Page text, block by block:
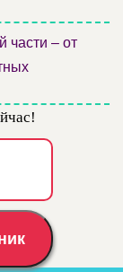
части – от